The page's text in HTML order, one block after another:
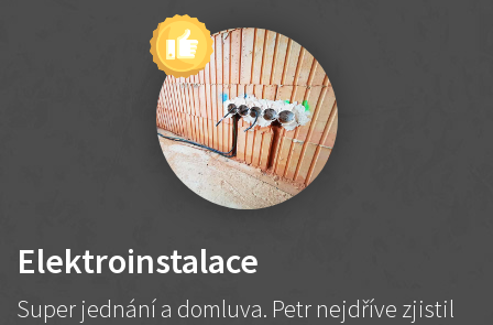
Elektroinstalace
Super jednání a domluva. Petr nejdříve zjistil